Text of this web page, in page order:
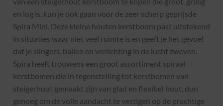
en log is, kun je ook gaan voor de zeer scherp geprijsde
Spira Mini. Deze kleine houten kerstboom past uitstekend
in situaties waar niet veel ruimte is en geeft je het gevoel
dat je slingers, ballen en verlichting in de lucht zweven.
Spira heeft trouwens een groot assortiment spiraal
kerstbomen die in tegenstelling tot kerstbomen van
steigerhout gemaakt zijn van glad en flexibel hout, dun
genoeg om de volle aandacht te vestigen op de prachtige